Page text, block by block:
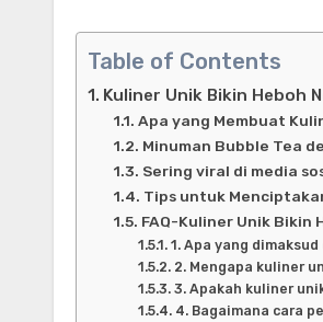
Table of Contents
Kuliner Unik Bikin Heboh
Apa yang Membuat
Minuman Bubble Tea
Sering viral di media
Tips untuk
FAQ-Kuliner Unik Bikin
1. Apa yang
2. Mengapa kuliner
3. Apakah kuliner
4. Bagaimana cara